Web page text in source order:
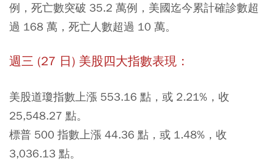
例，死亡數突破 35.2 萬例，美國迄今累計確診數超
過 168 萬，死亡人數超過 10 萬。
週三 (27 日) 美股四大指數表現：
美股道瓊指數上漲 553.16 點，或 2.21%，收
25,548.27 點。
標普 500 指數上漲 44.36 點，或 1.48%，收
3,036.13 點。